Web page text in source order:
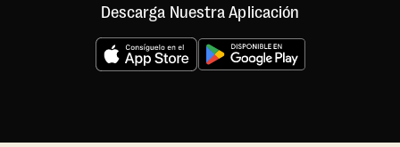
Descarga Nuestra Aplicación